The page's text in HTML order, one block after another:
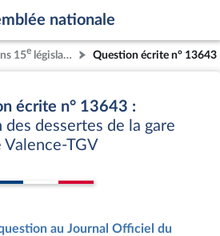
nationale
15e législature Question écrite n° 13643
écrite n° 13643 :
des dessertes de la gare
Valence-TGV
au Journal Officiel du